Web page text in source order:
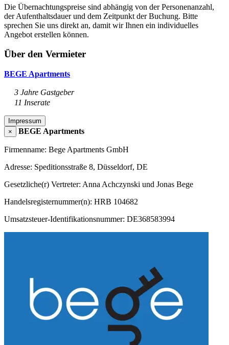
Die Übernachtungspreise sind abhängig von der Personenanzahl,
der Aufenthaltsdauer und dem Zeitpunkt der Buchung. Bitte
sprechen Sie uns direkt an, damit wir Ihnen ein individuelles
Angebot erstellen können.
Über den Vermieter
BEGE Apartments
3 Jahre Gastgeber
11 Inserate
Impressum
×
BEGE Apartments
Firmenname: Bege Apartments GmbH
Adresse: Speditionsstraße 8, Düsseldorf, DE
Gesetzliche(r) Vertreter: Anna Achczynski und Jonas Bege
Handelsregisternummer(n): HRB 104682
Umsatzsteuer-Identifikationsnummer: DE368583994